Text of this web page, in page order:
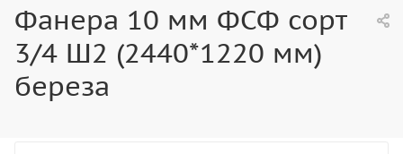
Фанера 10 мм ФСФ сорт
3/4 Ш2 (2440*1220 мм)
береза